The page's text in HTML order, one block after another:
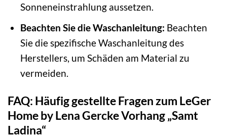
Sonneneinstrahlung aussetzen.
Beachten Sie die Waschanleitung: Beachten
Sie die spezifische Waschanleitung des
Herstellers, um Schäden am Material zu
vermeiden.
FAQ: Häufig gestellte Fragen zum LeGer
Home by Lena Gercke Vorhang „Samt
Ladina“